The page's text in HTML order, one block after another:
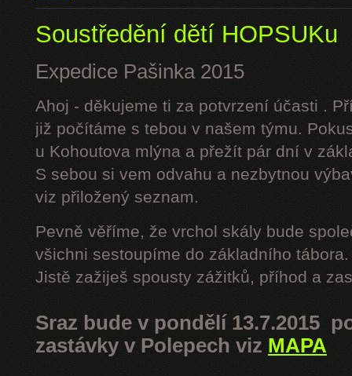
Soustředění dětí HOPSUKu
Expedice Pašinka 2015
Ahoj - děkujeme ti za potvrzení účasti .
již počítáme s tebou v našem týmu.
u Kohoutova mlýna a přežít pár dní v
S sebou si vem odvahu a nezbytnou
viz přiložený seznam.
Pevně věříme, že vrchol skály bude
všichni sestoupíme do základního tábora.
Jistě zažiješ spousty zážitků, příhod a
Sraz bude v pondělí 13.7.2015
zastávky v Polepech viz MAPA